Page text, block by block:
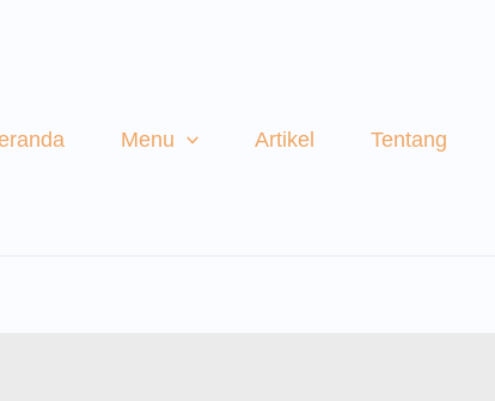
Menu Artikel Tentang